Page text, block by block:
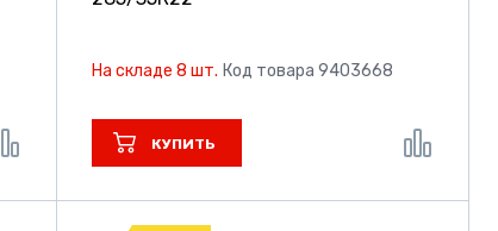
На складе 8 шт. Код товара 9403668
КУПИТЬ